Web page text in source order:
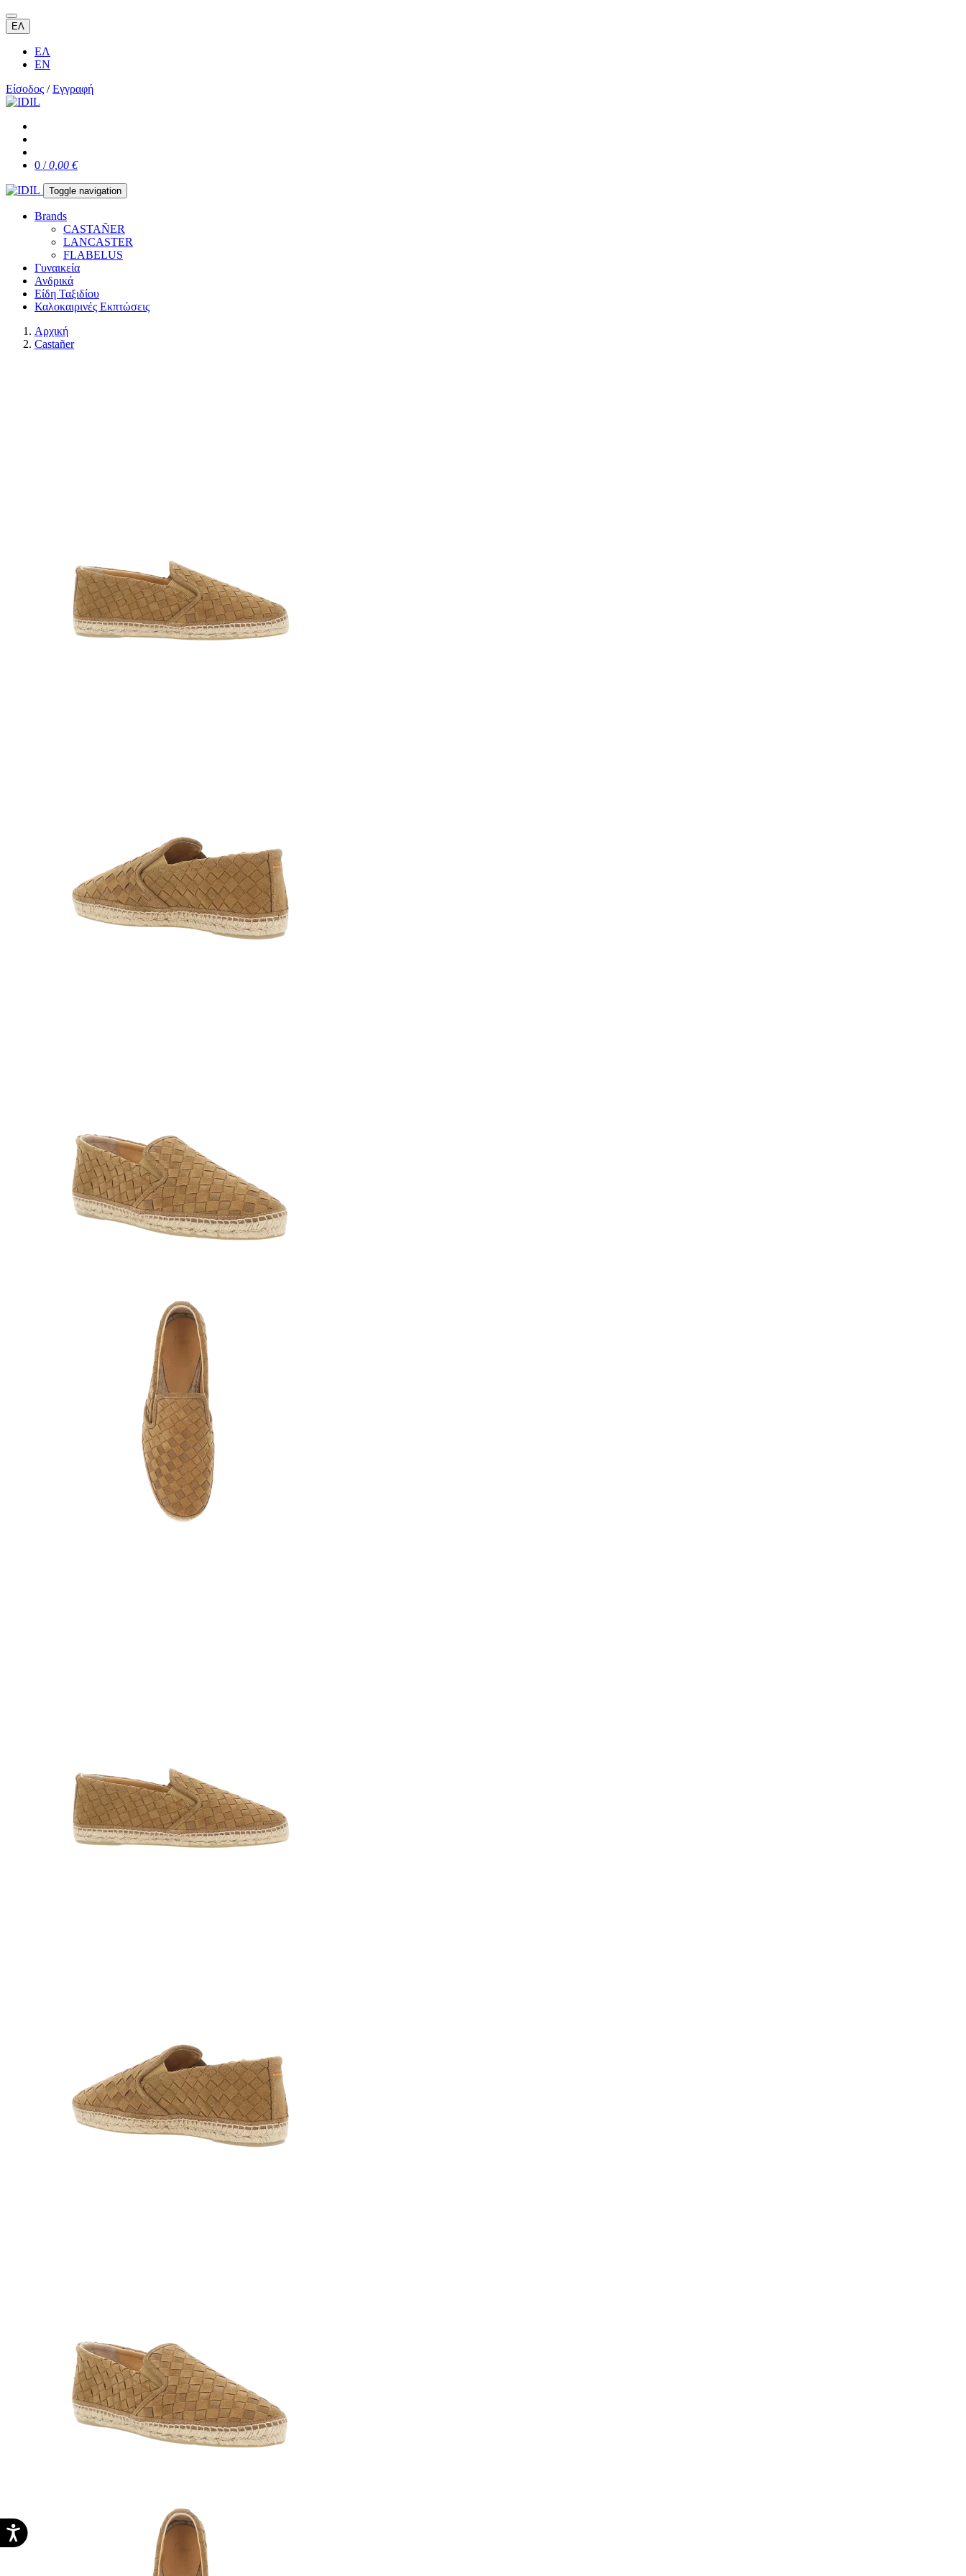
ΕΛ
ΕΛ
EN
Είσοδος /Εγγραφή
0 /0,00 €
Toggle navigation
Brands
CASTAÑER
LANCASTER
FLABELUS
Γυναικεία
Ανδρικά
Είδη Ταξιδίου
Καλοκαιρινές Εκπτώσεις
Αρχική
Castañer